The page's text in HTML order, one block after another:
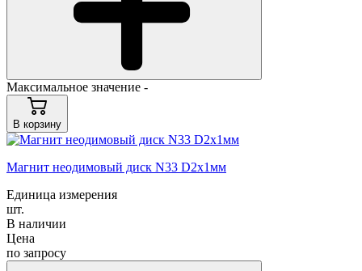
Максимальное значение -
В корзину
Магнит неодимовый диск N33 D2x1мм
Единица измерения
шт.
В наличии
Цена
по запросу